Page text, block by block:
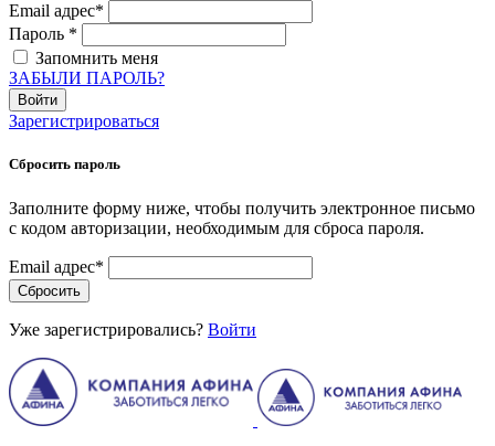
Email адрес*
Пароль *
Запомнить меня
ЗАБЫЛИ ПАРОЛЬ?
Войти
Зарегистрироваться
Сбросить пароль
Заполните форму ниже, чтобы получить электронное письмо
с кодом авторизации, необходимым для сброса пароля.
Email адрес*
Сбросить
Уже зарегистрировались? Войти